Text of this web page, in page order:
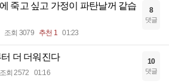
죽고 싶고 가정이 파탄날꺼 같습
조회 3079 추천 1 01:23
8
댓글
더 더워진다
조회 2572 01:16
10
댓글